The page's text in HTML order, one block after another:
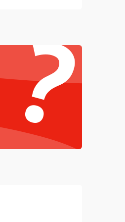
Подробнее →
Подробнее →
?